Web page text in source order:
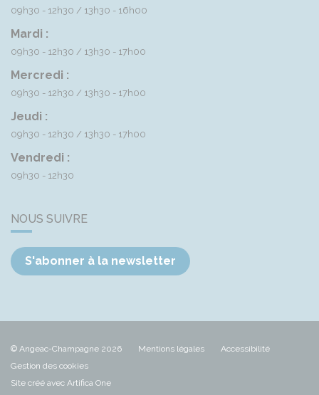
09h30 - 12h30 13h30 - 16h00
Mardi :
09h30 - 12h30 13h30 - 17h00
Mercredi :
09h30 - 12h30 13h30 - 17h00
Jeudi :
09h30 - 12h30 13h30 - 17h00
Vendredi :
09h30 - 12h30
NOUS SUIVRE
S'abonner à la newsletter
© Angeac-Champagne 2026 Mentions légales
Accessibilité
Gestion des cookies
Site créé avec Artifica One